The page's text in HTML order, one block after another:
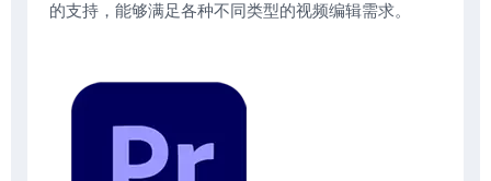
的支持，能够满足各种不同类型的视频编辑需求。